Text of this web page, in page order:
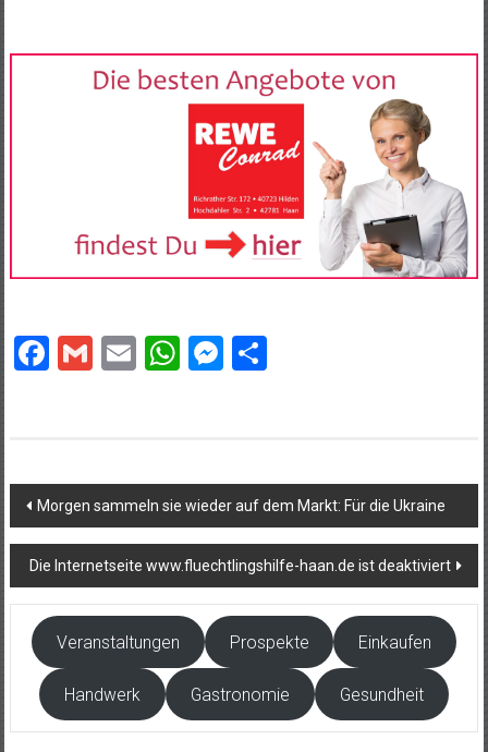
Facebook
GmailEmailWhatsApp
Messenger
Beitragsnavigation
Morgen sammeln sie wieder auf dem Markt: Für die Ukraine
Die Internetseite www.fluechtlingshilfe-haan.de ist deaktiviert
Veranstaltungen Prospekte Einkaufen
Handwerk Gastronomie Gesundheit